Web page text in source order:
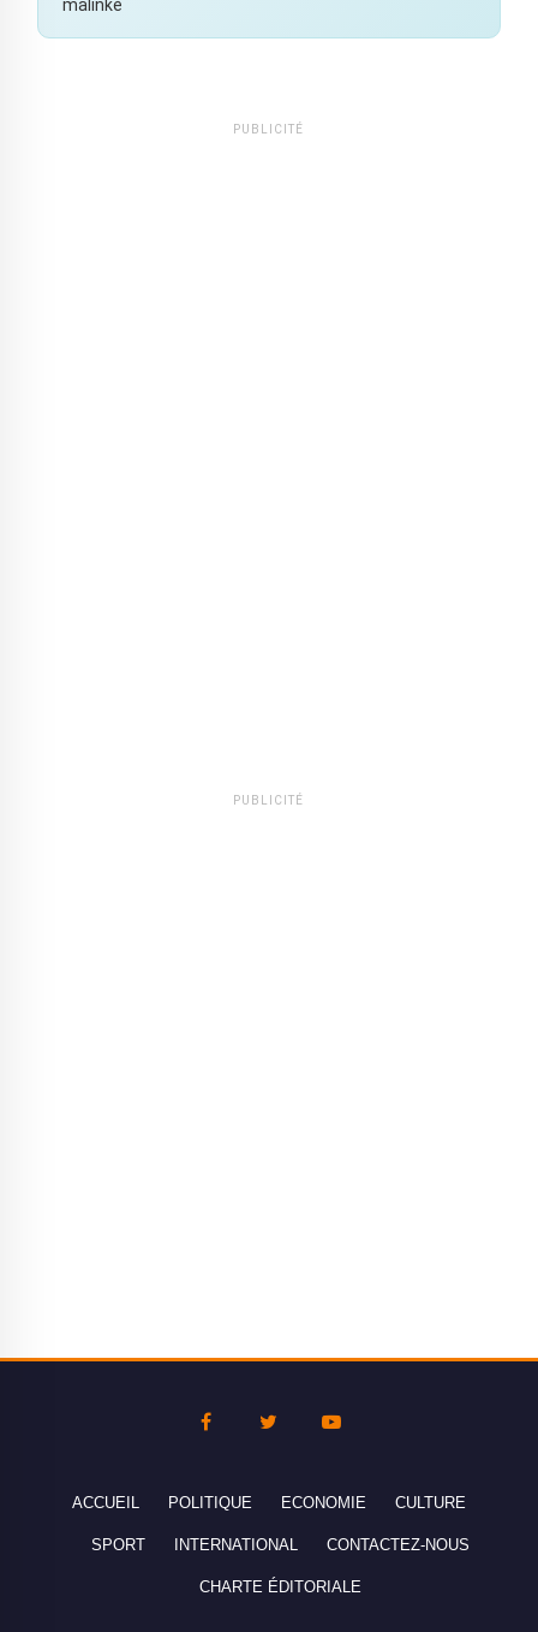
malinké
PUBLICITÉ
PUBLICITÉ
ACCUEIL POLITIQUE ECONOMIE CULTURE
SPORT INTERNATIONAL CONTACTEZ-NOUS
CHARTE ÉDITORIALE